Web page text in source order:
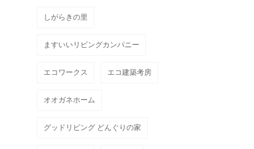
しがらきの里
ますいいリビングカンパニー
エコワークス エコ建築考房
オオガネホーム
グッドリビング どんぐりの家